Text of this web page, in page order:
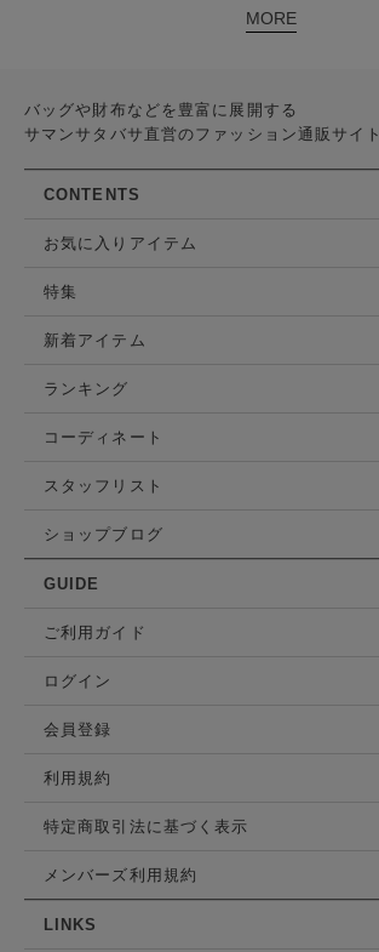
MORE
バッグや財布などを豊富に展開する
サマンサタバサ直営のファッション通販サイト
CONTENTS
お気に入りアイテム
特集
新着アイテム
ランキング
コーディネート
スタッフリスト
ショップブログ
GUIDE
ご利用ガイド
ログイン
会員登録
利用規約
特定商取引法に基づく表示
メンバーズ利用規約
LINKS